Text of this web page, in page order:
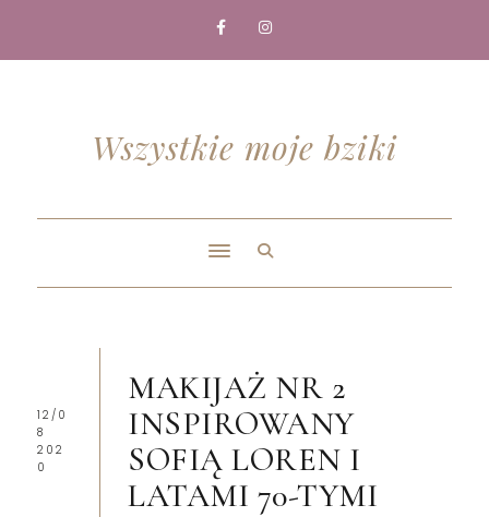
Wszystkie moje bziki
12/0
8
202
0
MAKIJAŻ NR 2
INSPIROWANY
SOFIĄ LOREN I
LATAMI 70-TYMI